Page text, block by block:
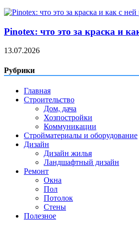
Pinotex: что это за краска и
13.07.2026
Рубрики
Главная
Строительство
Дом, дача
Хозпостройки
Коммуникации
Стройматериалы и оборудование
Дизайн
Дизайн жилья
Ландшафтный дизайн
Ремонт
Окна
Пол
Потолок
Стены
Полезное